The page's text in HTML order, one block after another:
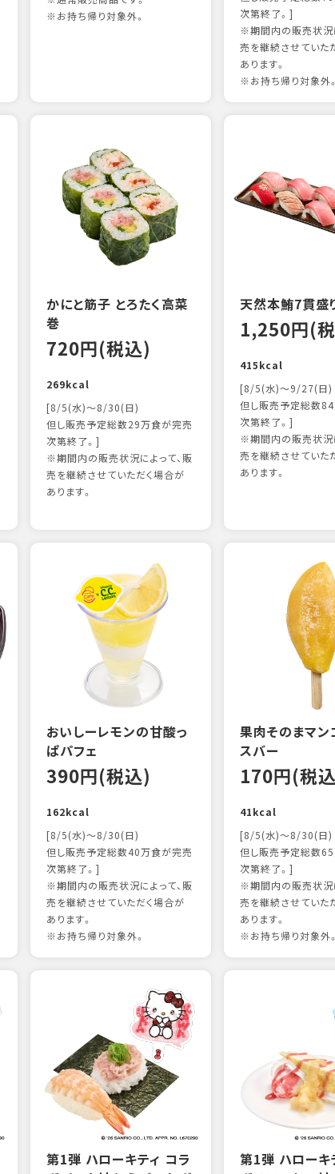
※お持ち帰り対象外。
次第終了。]
※期間内の販売状況
売を継続させていた
あります。
※お持ち帰り対象外。
かにと筋子 とろたく高菜
巻
720円(税込)
269kcal
[8/5(水)～8/30(日)
但し販売予定総数29万食が完売
次第終了。]
※期間内の販売状況によって、販
売を継続させていただく場合が
あります。
天然本鮪7貫盛
1,250円(
415kcal
[8/5(水)～9/27(日)
但し販売予定総数
次第終了。]
※期間内の販売状況
売を継続させていた
あります。
おいしーレモンの甘酸っ
ぱパフェ
390円(税込)
162kcal
[8/5(水)～8/30(日)
但し販売予定総数40万食が完売
次第終了。]
※期間内の販売状況によって、販
売を継続させていただく場合が
あります。
※お持ち帰り対象外。
果肉そのまマン
スバー
170円(税
41kcal
[8/5(水)～8/30(日)
但し販売予定総数
次第終了。]
※期間内の販売状況
売を継続させていた
あります。
※お持ち帰り対象外。
第1弾 ハローキティ コラ
第1弾 ハローキ